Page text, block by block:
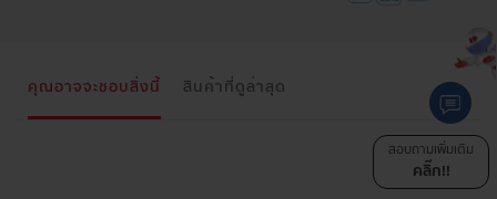
คุณอาจจะชอบสิ่งนี้ สินค้าที่ดูล่าสุด
สอบถามเพิ่มเติม
คลิ๊ก!!